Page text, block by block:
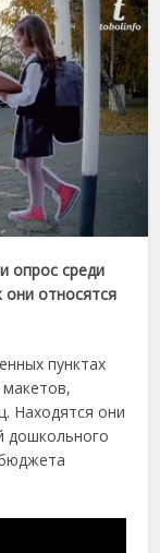
опрос среди
относятся
пунктах
Находятся они
дошкольного